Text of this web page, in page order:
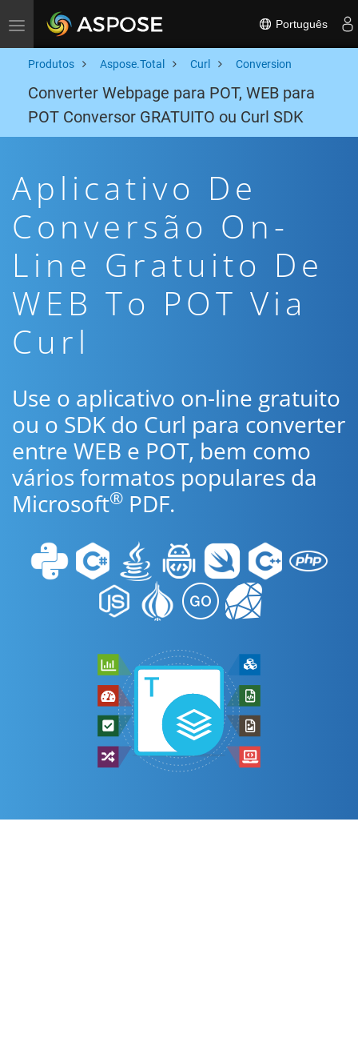
Toggle navigation Português
Produtos Aspose.Total Curl Conversion
Converter Webpage para POT, WEB para
POT Conversor GRATUITO ou Curl SDK
Aplicativo De
Conversão On-
Line Gratuito De
WEB To POT Via
Curl
Use o aplicativo on-line gratuito
ou o SDK do Curl para converter
entre WEB e POT, bem como
vários formatos populares da
Microsoft® PDF.